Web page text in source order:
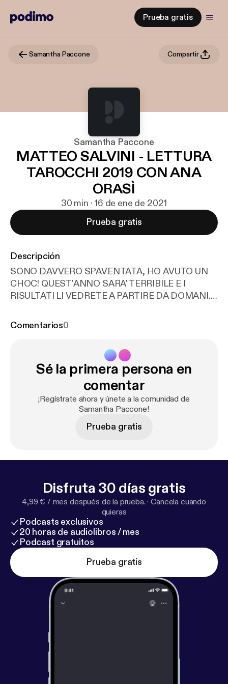
Prueba gratis
Samantha Paccone Compartir
Samantha Paccone
MATTEO SALVINI - LETTURA
TAROCCHI 2019 CON ANA
ORASÌ
30 min · 16 de ene de 2021
Prueba gratis
Descripción
SONO DAVVERO SPAVENTATA, HO AVUTO UN
CHOC! QUEST'ANNO SARA' TERRIBILE E I
RISULTATI LI VEDRETE A PARTIRE DA DOMANI.
BACIO ANZI DUE DALLA VOSTRA CARA
SAMANTHA PACCONE In Benevento, venerdì 2
agosto 2019 alle ore 2:22 MUSICA UTILIZZATA:
CASTA DIVA - MARIA CALLAS REQUIEM FOR A
DREAM SOUNDTRACK
Comentarios0
Sé la primera persona en
comentar
¡Regístrate ahora y únete a la comunidad de
Samantha Paccone!
Prueba gratis
Disfruta 30 días gratis
4,99 € / mes después de la prueba. ·Cancela cuando
quieras
Podcasts exclusivos
20 horas de audiolibros / mes
Podcast gratuitos
Prueba gratis